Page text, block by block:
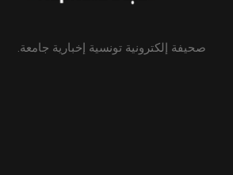
صحيفة إلكترونية تونسية إخبارية جامعة.